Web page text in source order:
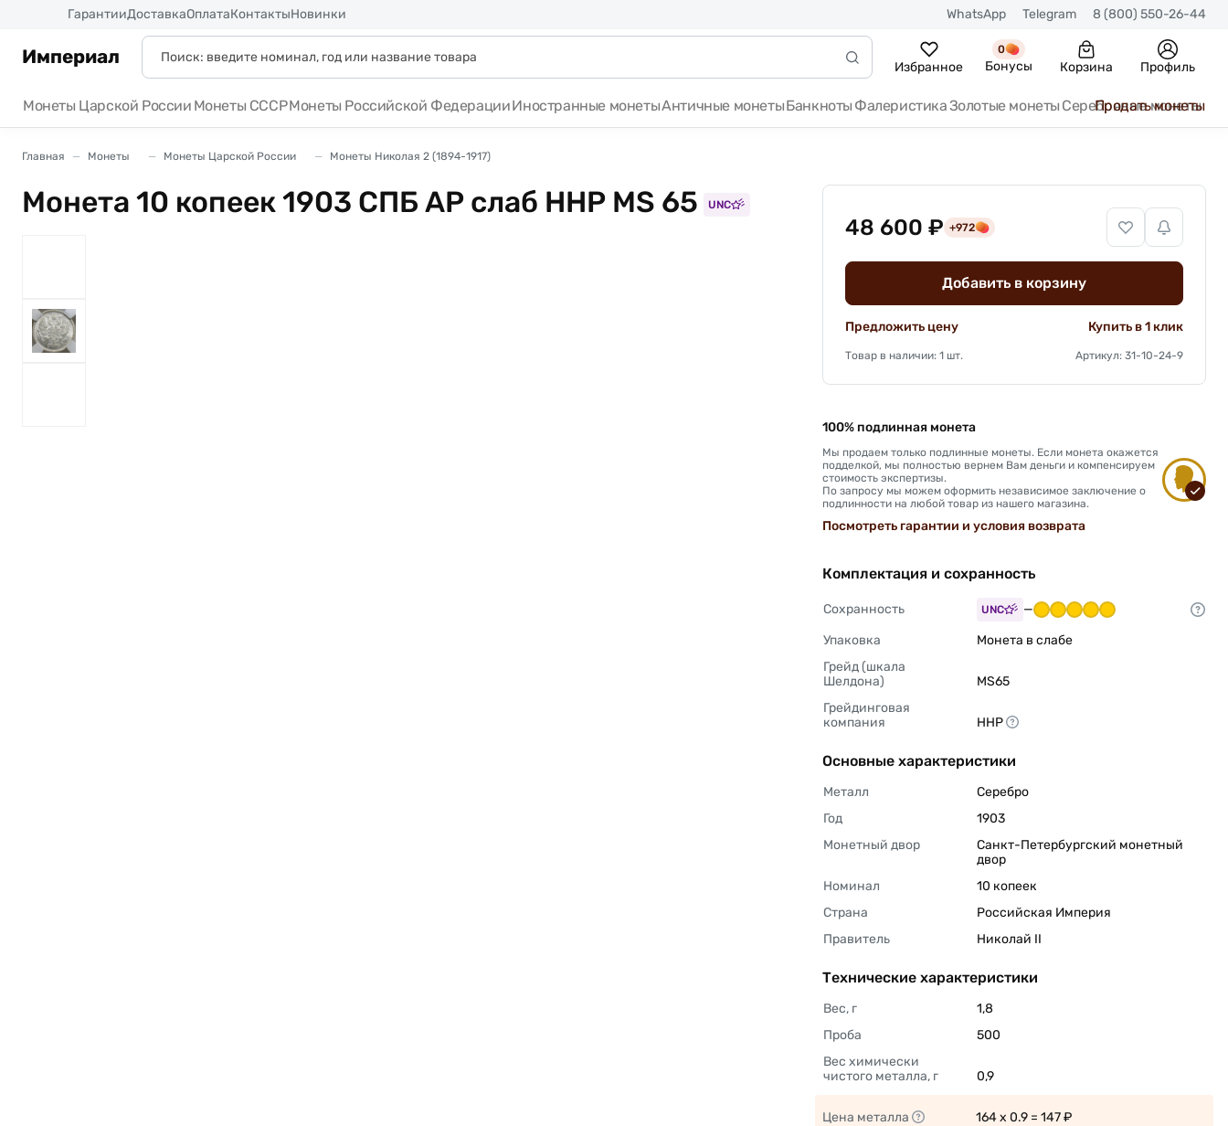
ГарантииДоставкаОплатаКонтактыНовинки WhatsApp Telegram 8 (800) 550-26-44
Империал Избранное
0
Бонусы Корзина Профиль
Монеты Царской России Монеты СССРМонеты Российской ФедерацииИностранные монетыАнтичные монетыБанкноты ФалеристикаЗолотые монеты Серебряные монеты
Продать монеты
Главная Монеты Монеты Царской России Монеты Николая 2 (1894-1917)
Монета 10 копеек 1903 СПБ АР слаб ННР MS 65 UNC
48 600 ₽ +972
Добавить в корзину
Предложить цену Купить в 1 клик
Товар в наличии: 1 шт. Артикул: 31-10-24-9
100% подлинная монета
Мы продаем только подлинные монеты. Если монета окажется
подделкой, мы полностью вернем Вам деньги и компенсируем
стоимость экспертизы.
По запросу мы можем оформить независимое заключение о
подлинности на любой товар из нашего магазина.
Посмотреть гарантии и условия возврата
Комплектация и сохранность
Сохранность UNC
—
Упаковка
Монета в слабе
Грейд (шкала
Шелдона)
MS65
Грейдинговая
компания
ННР
Основные характеристики
Металл
Серебро
Год
1903
Монетный двор
Санкт-Петербургский монетный
двор
Номинал
10 копеек
Страна
Российская Империя
Правитель
Николай II
Технические характеристики
Вес, г
1,8
Проба
500
Вес химически
чистого металла, г
0,9
Цена металла 164 x 0.9 = 147 ₽